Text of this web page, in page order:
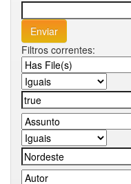
Filtros correntes: